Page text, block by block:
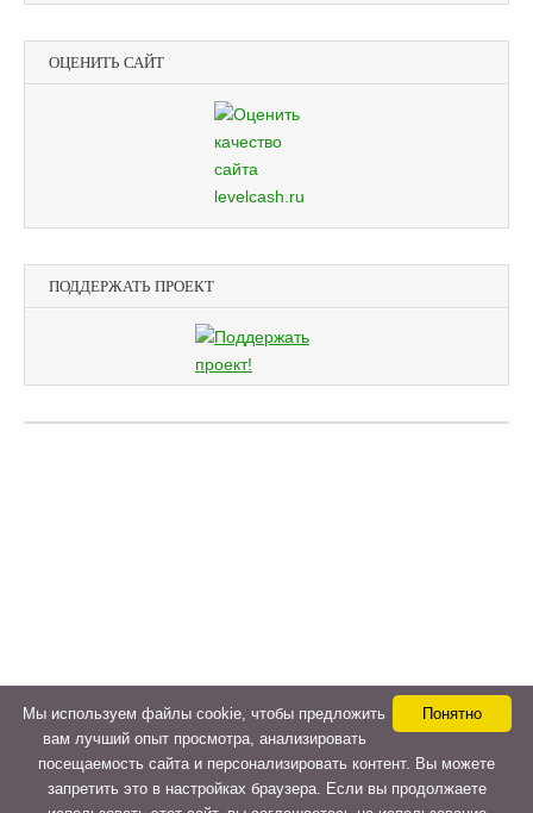
ОЦЕНИТЬ САЙТ
ПОДДЕРЖАТЬ ПРОЕКТ
Понятно
Мы используем файлы cookie, чтобы предложить
вам лучший опыт просмотра, анализировать
посещаемость сайта и персонализировать контент. Вы можете
запретить это в настройках браузера. Если вы продолжаете